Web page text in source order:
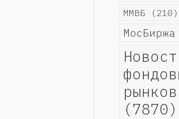
ММВБ (210)
МосБиржа
рынков
(7870)